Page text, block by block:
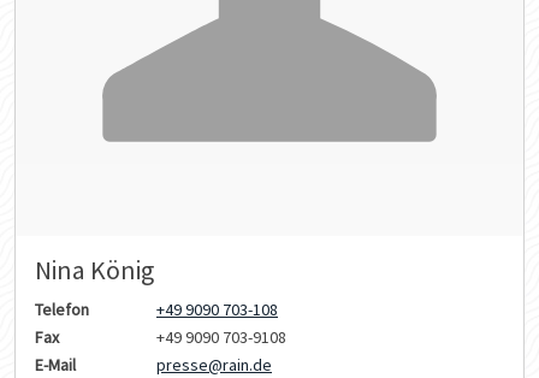
Nina König
Telefon
+49 9090 703-108
Fax
+49 9090 703-9108
E-Mail
presse@rain.de